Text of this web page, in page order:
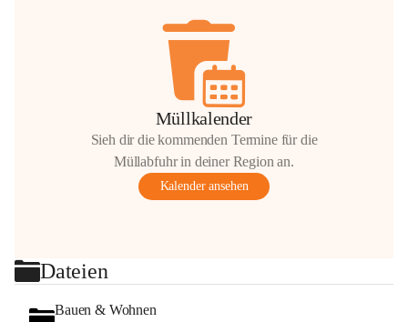
Müllkalender
Sieh dir die kommenden Termine für die
Müllabfuhr in deiner Region an.
Kalender ansehen
Dateien
Bauen & Wohnen